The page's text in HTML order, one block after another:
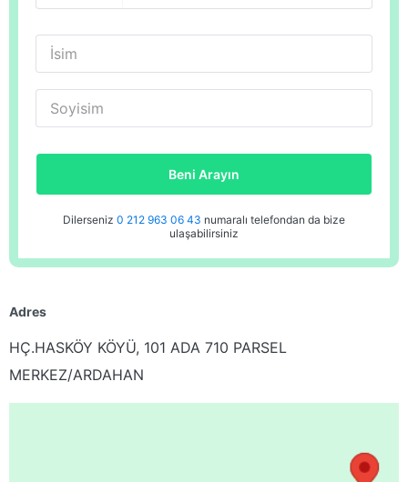
İsim
Soyisim
Beni Arayın
Dilerseniz 0 212 963 06 43 numaralı telefondan da bize
ulaşabilirsiniz
Adres
HÇ.HASKÖY KÖYÜ, 101 ADA 710 PARSEL
MERKEZ/ARDAHAN